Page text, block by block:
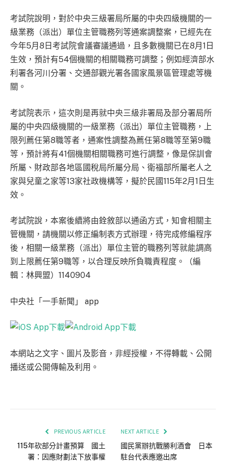
考試院說明，對於中央三級署局所屬的中央四級機關的一
級業務（派出）單位主管職務列等通案調整案，已經先在
今年5月8日考試院會議審議通過，且多數機關已在8月1日
生效，預計有54個機關的相關職務可調整；例如經濟部水
利署各河川分署、交通部觀光署各國家風景區管理處等機
關。
考試院表示，這次則是再就中央三級非署局及部分署局所
屬的中央四級機關的一級業務（派出）單位主管職務，上
限列薦任第8職等者，通案性調整為薦任第8職等至第9職
等，預計將有41個機關相關職務可進行調整，像是保訓會
所屬、財政部各地區國稅局所屬分局、衛福部所屬老人之
家與兒童之家等13家社政機構等，擬於民國115年2月1日生
效。
考試院說，本案後續將由銓敘部以通函方式，知會相關主
管機關，請機關以修正編制表方式辦理，待完成修編程序
後，相關一級業務（派出）單位主管的職務列等就能調高
到上限薦任第9職等，以合理反映所負職責程度。（編
輯：林興盟）1140904
中央社「一手新聞」 app
本網站之文字、圖片及影音，非經授權，不得轉載、公開
播送或公開傳輸及利用。
PREVIOUS ARTICLE
115年砍部分計畫預算 國土
署：因應財劃法下放事權
NEXT ARTICLE
國民黨辦抗戰勝利酒會 日本
駐台代表應邀出席